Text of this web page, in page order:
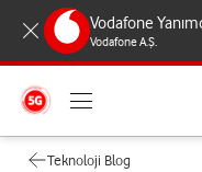
Vodafone
Vodafone A.Ş.
Teknoloji Blog